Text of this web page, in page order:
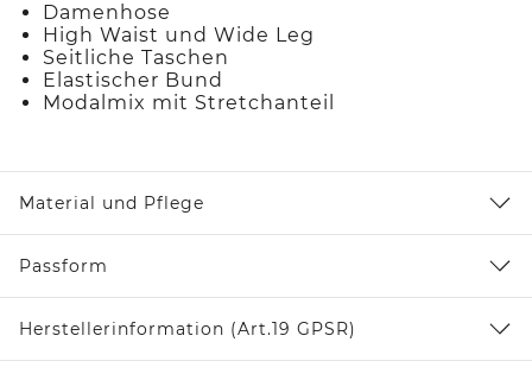
Damenhose
High Waist und Wide Leg
Seitliche Taschen
Elastischer Bund
Modalmix mit Stretchanteil
Material und Pflege
Passform
Herstellerinformation (Art.19 GPSR)